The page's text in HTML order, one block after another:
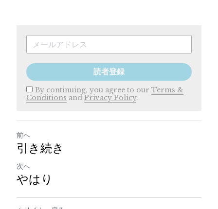
読者登録
By continuing, you agree to our Terms &
Conditions and Privacy Policy.
前へ
引き続き
次へ
やはり